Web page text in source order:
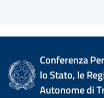
Conferenza
lo Stato, le
Autonome di